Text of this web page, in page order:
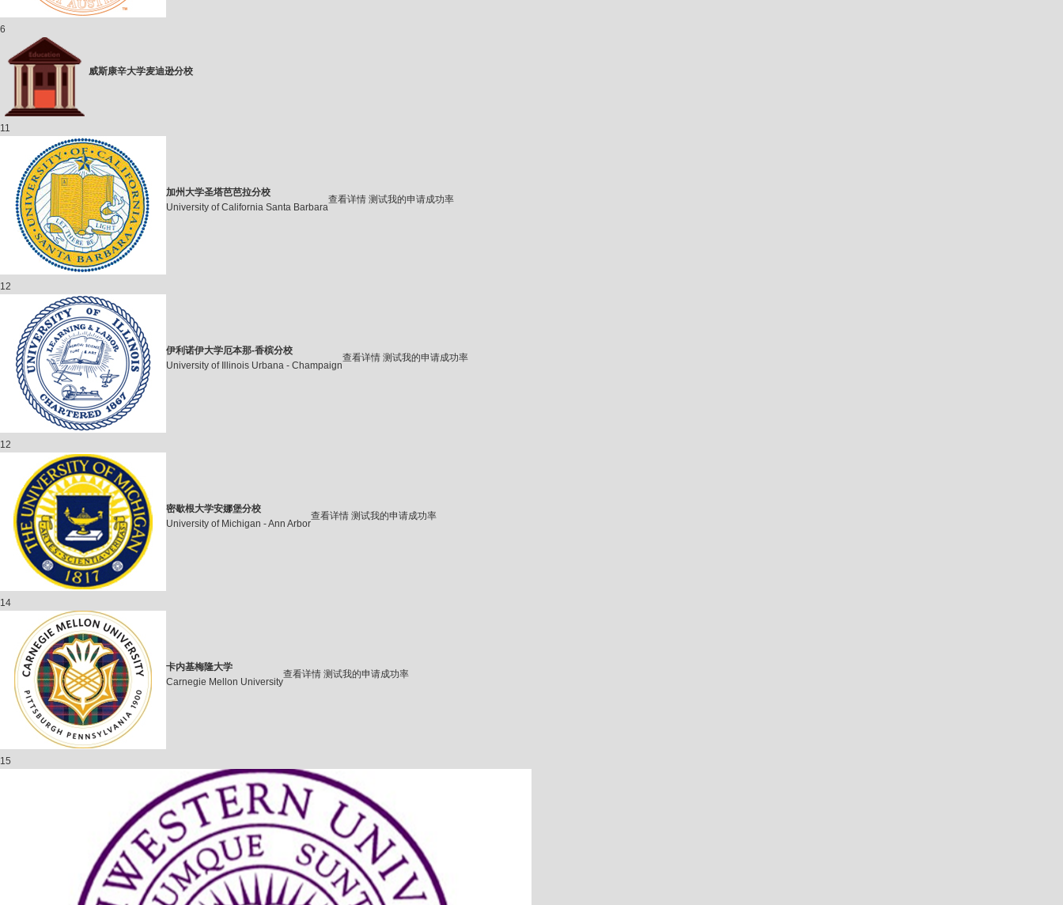
6
威斯康辛大学麦迪逊分校
11
加州大学圣塔芭芭拉分校
University of California Santa Barbara
查看详情 测试我的申请成功率
12
伊利诺伊大学厄本那-香槟分校
University of Illinois Urbana - Champaign
查看详情 测试我的申请成功率
12
密歇根大学安娜堡分校
University of Michigan - Ann Arbor
查看详情 测试我的申请成功率
14
卡内基梅隆大学
Carnegie Mellon University
查看详情 测试我的申请成功率
15